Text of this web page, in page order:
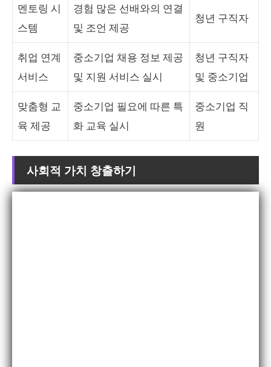
멘토링 시
스템
경험 많은 선배와의 연결
및 조언 제공
청년 구직자
취업 연계
서비스
중소기업 채용 정보 제공
및 지원 서비스 실시
청년 구직자
및 중소기업
맞춤형 교
육 제공
중소기업 필요에 따른 특
화 교육 실시
중소기업 직
원
사회적 가치 창출하기